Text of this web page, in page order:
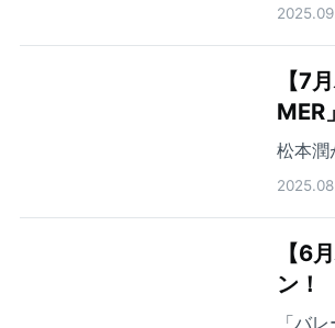
【7
MER
松本潤
【6
ン！
「バ